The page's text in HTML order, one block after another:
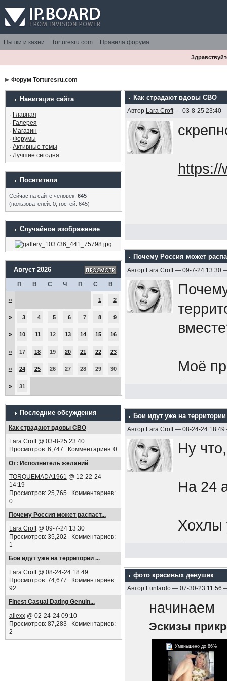
Пытки и казни Torturesru.com Правила форума
Форум Torturesru.com
Навигация сайта
· Главная
· Галерея
· Магазин
· Форумы
· Активные темы
· Лучшие сегодня
Посетители
Сейчас на сайте человек: 645
(пользователей: 0, гостей: 645)
Случайное изображение
Август 2026
П В С Ч П С В
» 1 2
» 3 4 5 6 7 8 9
» 10 11 12 13 14 15 16
» 17 18 19 20 21 22 23
» 24 25 26 27 28 29 30
» 31
Последние обсуждения
Как страдают вдовы СВО
Lara Croft@ 03-8-25 23:40
Просмотров: 6,747 Комментариев: 0
От: Исполнитель желаний
TORQUEMADA1961 @ 12-22-24
14:19
Просмотров: 25,765 Комментариев:
0
Почему Россия может распаст...
Lara Croft@ 09-7-24 13:30
Просмотров: 35,202 Комментариев:
1
Бои идут уже на территории ...
Lara Croft@ 08-24-24 18:49
Просмотров: 74,677 Комментариев:
92
Finest Сasual Dating Genuin...
allexx@ 02-24-24 09:10
Просмотров: 87,283 Комментариев:
2
Как страдают вдовы СВО
Автор Lara Croft— 03-8-25 23:40
https://
Почему Россия может
Автор Lara Croft— 09-7-24 13:30
Моё
Всу
бы:в
как
будь
ПЫСЫ
Бои идут уже на
Автор Lara Croft— 08-24-24 18:49
Ну
На 24
Хохлы
бреши,
в
фото красивых девушек
Автор Lunfardo— 07-30-23 11:56
начинаем
Эскизы
Уменьшено до 86%